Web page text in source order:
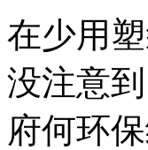
在少用
没注意
府何环